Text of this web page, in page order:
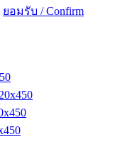
ยอมรับ / Confirm